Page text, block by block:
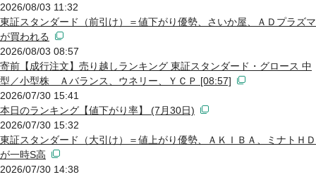
2026/08/03 11:32
東証スタンダード（前引け）＝値下がり優勢、さいか屋、ＡＤプラズマ
が買われる
2026/08/03 08:57
寄前【成行注文】売り越しランキング 東証スタンダード・グロース 中
型／小型株 Ａバランス、ウネリー、ＹＣＰ [08:57]
2026/07/30 15:41
本日のランキング【値下がり率】 (7月30日)
2026/07/30 15:32
東証スタンダード（大引け）＝値上がり優勢、ＡＫＩＢＡ、ミナトＨＤ
が一時S高
2026/07/30 14:38